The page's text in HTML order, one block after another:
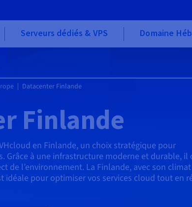
Serveurs dédiés & VPS Domaine
Datacenter Finlande
Finlande
en Finlande, un choix stratégique pour
Grâce à une infrastructure moderne et durable, il
de l’environnement. La Finlande, avec son
idéale pour optimiser vos services cloud tout en